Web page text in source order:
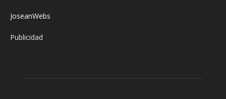
JoseanWebs
Publicidad